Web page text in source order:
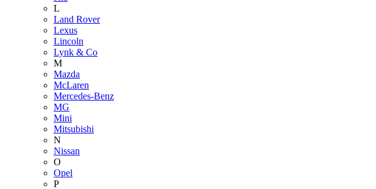
L
Land Rover
Lexus
Lincoln
Lynk & Co
M
Mazda
McLaren
Mercedes-Benz
MG
Mini
Mitsubishi
N
Nissan
O
Opel
P